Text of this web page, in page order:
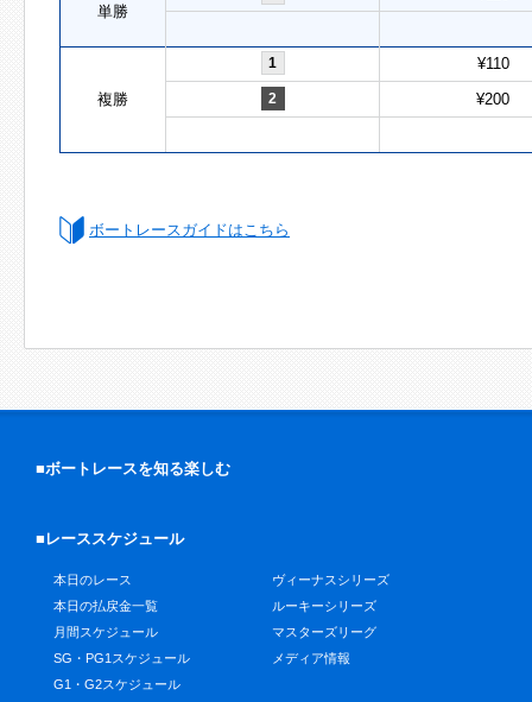
単勝
複勝
1 ¥110
2 ¥200
ボートレースガイドはこちら
■ボートレースを知る楽しむ
■レーススケジュール
本日のレース
本日の払戻金一覧
月間スケジュール
SG・PG1スケジュール
G1・G2スケジュール
ヴィーナスシリーズ
ルーキーシリーズ
マスターズリーグ
メディア情報